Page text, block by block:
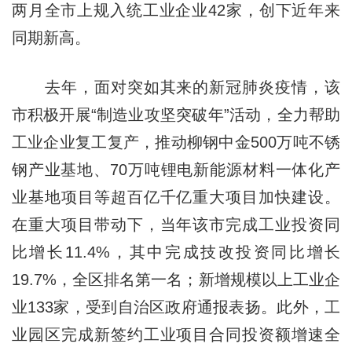
两月全市上规入统工业企业42家，创下近年来
同期新高。
去年，面对突如其来的新冠肺炎疫情，该
市积极开展“制造业攻坚突破年”活动，全力帮助
工业企业复工复产，推动柳钢中金500万吨不锈
钢产业基地、70万吨锂电新能源材料一体化产
业基地项目等超百亿千亿重大项目加快建设。
在重大项目带动下，当年该市完成工业投资同
比增长11.4%，其中完成技改投资同比增长
19.7%，全区排名第一名；新增规模以上工业企
业133家，受到自治区政府通报表扬。此外，工
业园区完成新签约工业项目合同投资额增速全